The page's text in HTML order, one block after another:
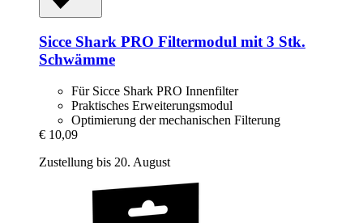
Sicce Shark PRO Filtermodul mit 3 Stk.
Schwämme
Für Sicce Shark PRO Innenfilter
Praktisches Erweiterungsmodul
Optimierung der mechanischen Filterung
€ 10,09
Zustellung bis 20. August